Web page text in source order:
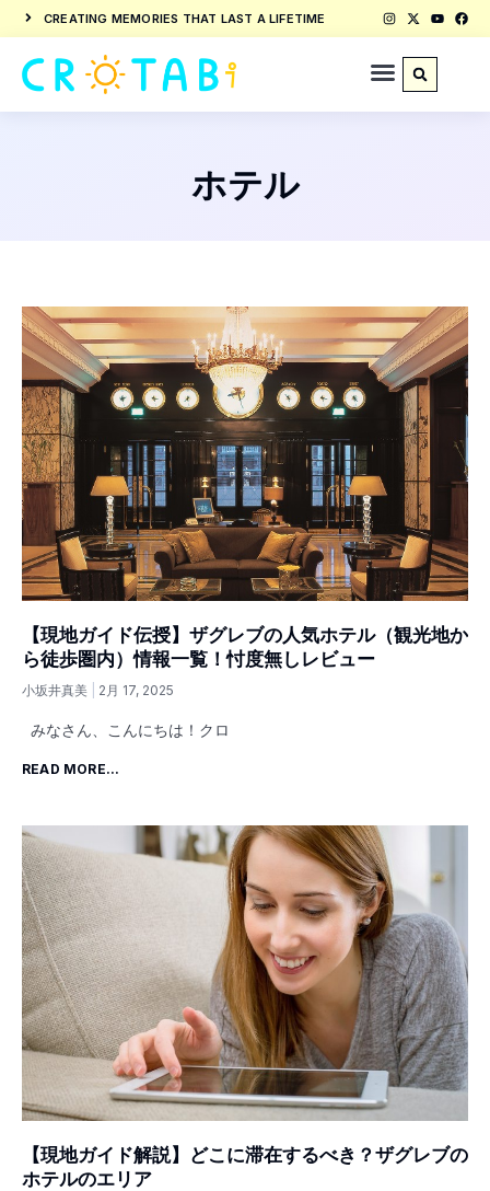
CREATING MEMORIES THAT LAST A LIFETIME
ホテル
【現地ガイド伝授】ザグレブの人気ホテル（観光地か
ら徒歩圏内）情報一覧！忖度無しレビュー
小坂井真美 2月 17, 2025
みなさん、こんにちは！クロ
READ MORE...
【現地ガイド解説】どこに滞在するべき？ザグレブの
ホテルのエリア